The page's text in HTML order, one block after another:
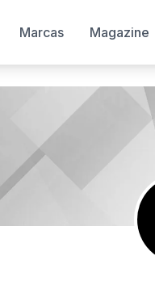
Marcas Magazine